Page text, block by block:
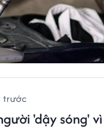
trước
'dậy sóng'